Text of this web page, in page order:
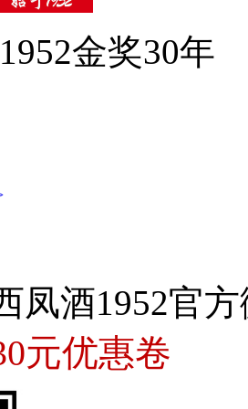
金奖30年
凤酒1952官
元优惠卷